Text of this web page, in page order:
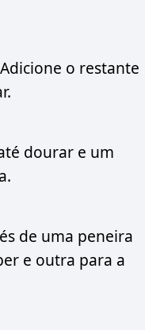
o restante
dourar e um
de uma peneira
e outra para a